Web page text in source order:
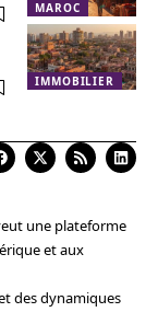
MAROC
IMMOBILIER
une plateforme
et aux
des dynamiques